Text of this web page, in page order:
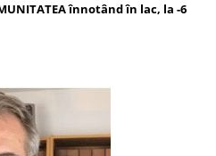
înnotând în lac, la -6